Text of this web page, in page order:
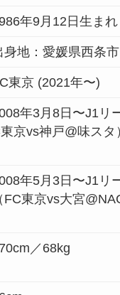
年9月12日生まれ
身地：愛媛県西条市
東京 (2021年〜)
年3月8日〜J1リ
京vs神戸@味スタ
年5月3日〜J1リ
FC東京vs大宮
／68kg